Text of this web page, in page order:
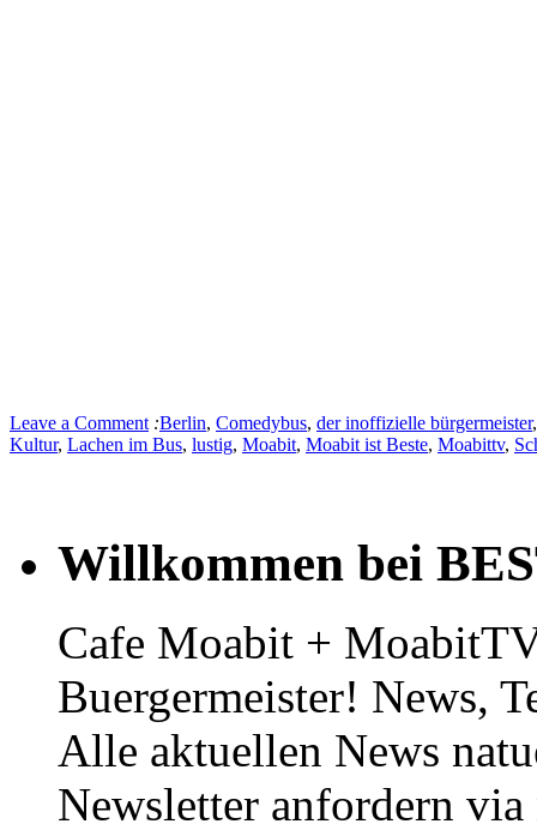
Leave a Comment :Berlin, Comedybus, der inoffizielle bürgermeister
Kultur, Lachen im Bus, lustig, Moabit, Moabit ist Beste, Moabittv,
Willkommen bei
Cafe Moabit +
Buergermeister! News,
Alle aktuellen News
Newsletter anfordern